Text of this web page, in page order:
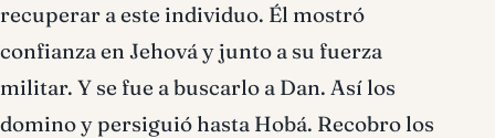
recuperar a este individuo. Él mostró
confianza en Jehová y junto a su fuerza
militar. Y se fue a buscarlo a Dan. Así los
domino y persiguió hasta Hobá. Recobro los